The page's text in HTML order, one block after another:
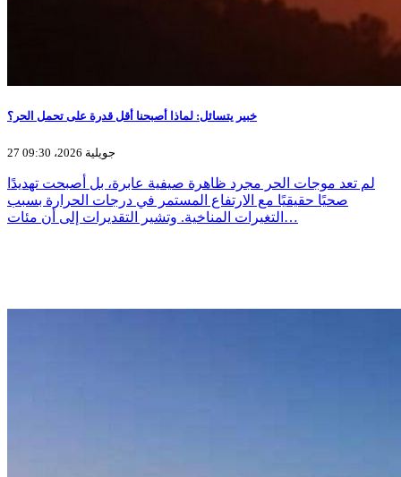
خبير يتسائل: لماذا أصبحنا أقل قدرة على تحمل الحر؟
27 جويلية 2026، 09:30
لم تعد موجات الحر مجرد ظاهرة صيفية عابرة، بل أصبحت تهديدًا
صحيًا حقيقيًا مع الارتفاع المستمر في درجات الحرارة بسبب
التغيرات المناخية. وتشير التقديرات إلى أن مئات…